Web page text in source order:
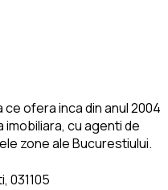
ce ofera inca din anul 2004
cu agenti de
zone ale Bucurestiului.
031105